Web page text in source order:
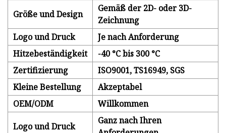
Größe und Design
Gemäß der 2D- oder 3D-
Zeichnung
Logo und Druck
Je nach Anforderung
Hitzebeständigkeit
-40 °C bis 300 °C
Zertifizierung
ISO9001, TS16949, SGS
Kleine Bestellung
Akzeptabel
OEM/ODM
Willkommen
Logo und Druck
Ganz nach Ihren